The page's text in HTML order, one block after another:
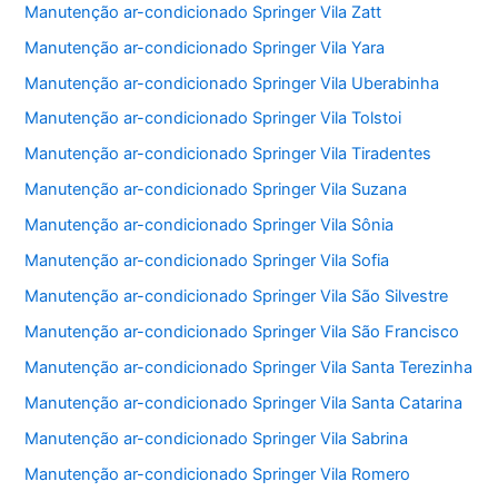
Manutenção ar-condicionado Springer Vila Zatt
Manutenção ar-condicionado Springer Vila Yara
Manutenção ar-condicionado Springer Vila Uberabinha
Manutenção ar-condicionado Springer Vila Tolstoi
Manutenção ar-condicionado Springer Vila Tiradentes
Manutenção ar-condicionado Springer Vila Suzana
Manutenção ar-condicionado Springer Vila Sônia
Manutenção ar-condicionado Springer Vila Sofia
Manutenção ar-condicionado Springer Vila São Silvestre
Manutenção ar-condicionado Springer Vila São Francisco
Manutenção ar-condicionado Springer Vila Santa Terezinha
Manutenção ar-condicionado Springer Vila Santa Catarina
Manutenção ar-condicionado Springer Vila Sabrina
Manutenção ar-condicionado Springer Vila Romero